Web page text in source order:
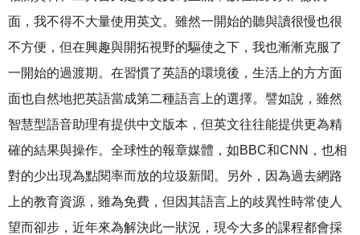
面，我不得不大量使用英文。雖然一開始的聽與讀很慢也很
不方便，但在興趣與開拓視野的驅使之下，我也漸漸克服了
一開始的過渡期。在習慣了英語的環境後，生活上的方方面
面也自然地把英語當成第二種語言上的選擇。譬如說，雖然
智慧型語音助理有提供中文版本，但英文往往能提供更為精
確的結果與操作。全球性的報章媒體，如BBC和CNN，也相
對的少出現為點閱率而放的垃圾新聞。另外，因為過去網路
上的教育資源，雖為免費，但因其語言上的歧異性時常使人
望而卻步，近年來為解決此一狀況，現今大多的課程都會採